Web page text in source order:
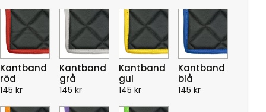
Kantband
röd
145 kr
Kantband
grå
145 kr
Kantband
gul
145 kr
Kantband
blå
145 kr